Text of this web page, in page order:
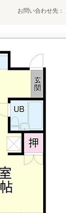
お問い合わせ先